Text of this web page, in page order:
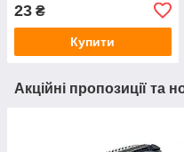
23 ₴
Купити
Акційні пропозиції та